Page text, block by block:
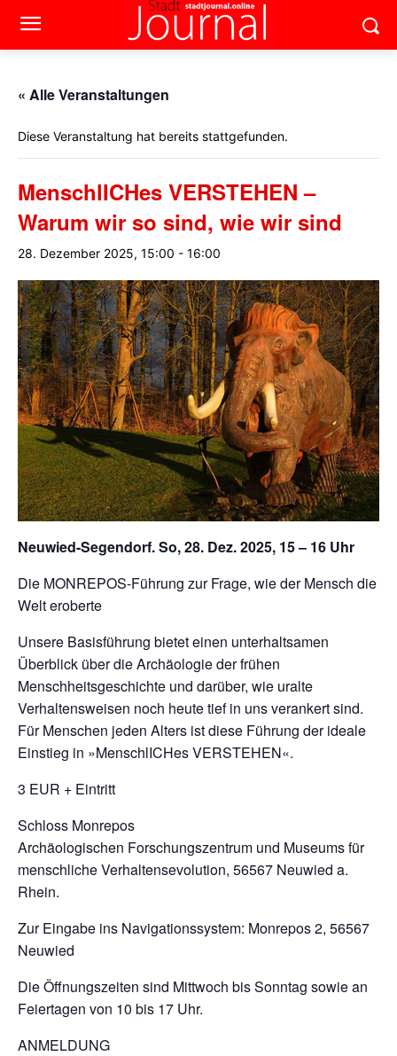
« Alle Veranstaltungen
Diese Veranstaltung hat bereits stattgefunden.
MenschlICHes VERSTEHEN –
Warum wir so sind, wie wir sind
28. Dezember 2025, 15:00 - 16:00
Neuwied-Segendorf. So, 28. Dez. 2025, 15 – 16 Uhr
Die MONREPOS-Führung zur Frage, wie der Mensch die
Welt eroberte
Unsere Basisführung bietet einen unterhaltsamen
Überblick über die Archäologie der frühen
Menschheitsgeschichte und darüber, wie uralte
Verhaltensweisen noch heute tief in uns verankert sind.
Für Menschen jeden Alters ist diese Führung der ideale
Einstieg in »MenschlICHes VERSTEHEN«.
3 EUR + Eintritt
Schloss Monrepos
Archäologischen Forschungszentrum und Museums für
menschliche Verhaltensevolution, 56567 Neuwied a.
Rhein.
Zur Eingabe ins Navigationssystem: Monrepos 2, 56567
Neuwied
Die Öffnungszeiten sind Mittwoch bis Sonntag sowie an
Feiertagen von 10 bis 17 Uhr.
ANMELDUNG